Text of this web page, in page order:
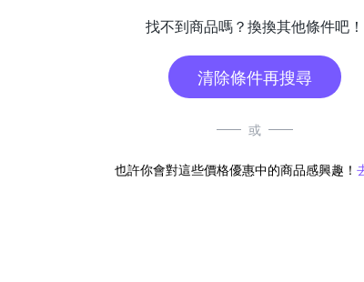
找不到商品嗎？換換其他條件吧！
清除條件再搜尋
或
也許你會對這些價格優惠中的商品感興趣！